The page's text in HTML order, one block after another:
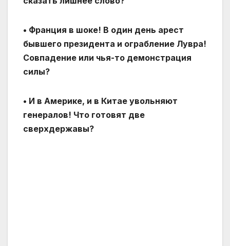
• Франция в шоке! В один день арест
бывшего президента и ограбление Лувра!
Совпадение или чья-то демонстрация
силы?
• И в Америке, и в Китае увольняют
генералов! Что готовят две
сверхдержавы?